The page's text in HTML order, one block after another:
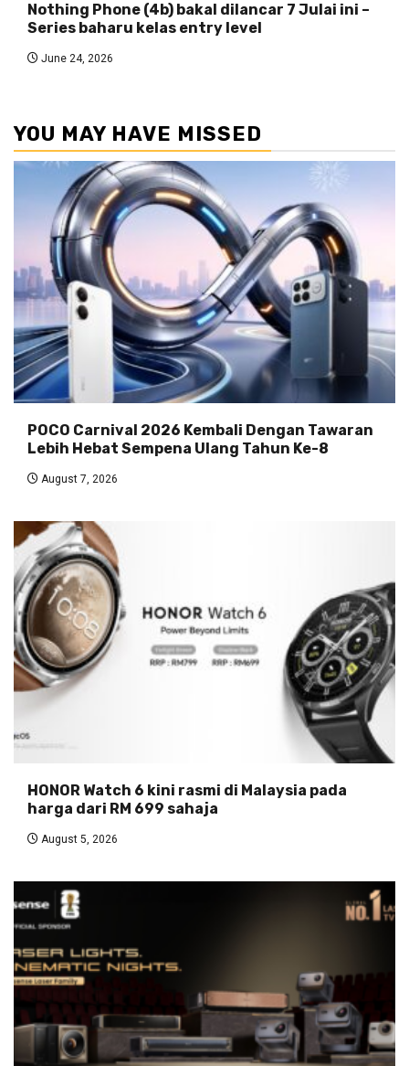
Nothing Phone (4b) bakal dilancar 7 Julai ini –
Series baharu kelas entry level
June 24, 2026
YOU MAY HAVE MISSED
POCO Carnival 2026 Kembali Dengan Tawaran
Lebih Hebat Sempena Ulang Tahun Ke-8
August 7, 2026
HONOR Watch 6 kini rasmi di Malaysia pada
harga dari RM 699 sahaja
August 5, 2026